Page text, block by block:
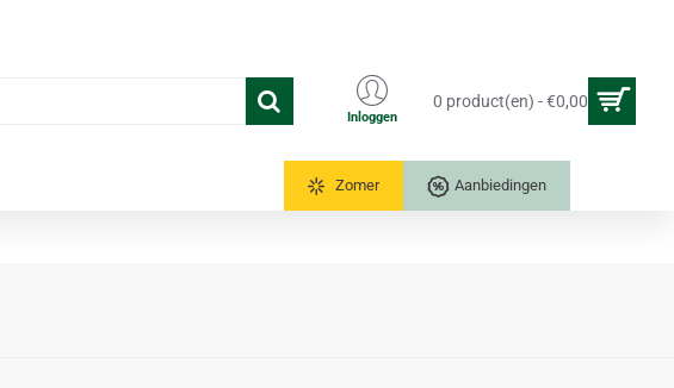
Inloggen
0 product(en) - €0,00
Zomer Aanbiedingen